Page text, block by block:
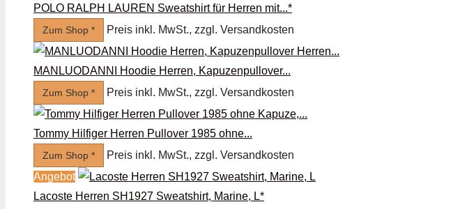
POLO RALPH LAUREN Sweatshirt für Herren mit...*
Zum Shop * Preis inkl. MwSt., zzgl. Versandkosten
MANLUODANNI Hoodie Herren, Kapuzenpullover...
Zum Shop * Preis inkl. MwSt., zzgl. Versandkosten
Tommy Hilfiger Herren Pullover 1985 ohne...
Zum Shop *
Preis inkl. MwSt., zzgl. Versandkosten
Angebot
Lacoste Herren SH1927 Sweatshirt, Marine, L*